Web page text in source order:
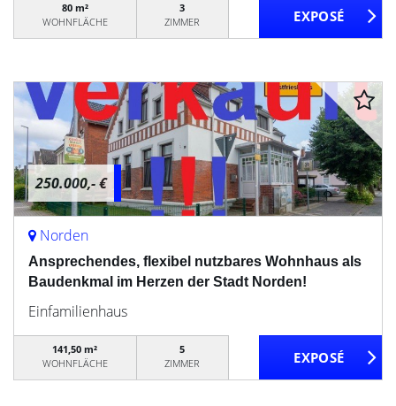
80 m²
WOHNFLÄCHE
3
ZIMMER
250.000,- €
Norden
Ansprechendes, flexibel nutzbares Wohnhaus als
Baudenkmal im Herzen der Stadt Norden!
Einfamilienhaus
141,50 m²
WOHNFLÄCHE
5
ZIMMER